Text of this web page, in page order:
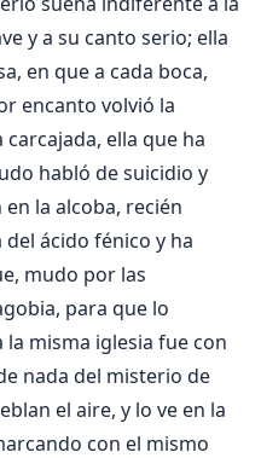
y a su canto serio; ella
en que a cada boca,
encanto volvió la
ella que ha
habló de suicidio y
la alcoba, recién
ácido fénico y ha
mudo por las
para que lo
misma iglesia fue con
nada del misterio de
el aire, y lo ve en la
con el mismo